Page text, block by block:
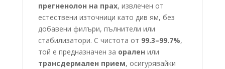
прегненолон на прах, извлечен от
естествени източници като див ям, без
добавени филъри, пълнители или
стабилизатори. С чистота от 99.3–99.7%,
той е предназначен за орален или
трансдермален прием, осигурявайки